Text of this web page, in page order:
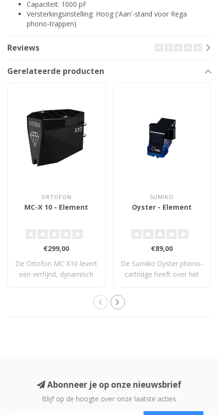
Capaciteit: 1000 pF
Versterkingsinstelling: Hoog ('Aan'-stand voor Rega
phono-trappen)
Reviews
Gerelateerde producten
ORTOFON
MC-X 10 - Element
€299,00
De Ortofon MC X10 levert
een verfijnd, dynamisch
SUMIKO
Oyster - Element
€89,00
De Sumiko Oyster phono-
cartridge heeft over het
Abonneer je op onze nieuwsbrief
Blijf op de hoogte over onze laatste acties